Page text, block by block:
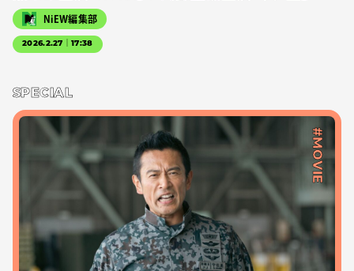
NiEW編集部
2026.2.27｜17:38
SPECIAL
#MOVIE